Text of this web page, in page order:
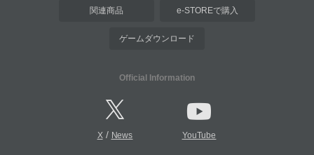
関連商品 e-STOREで購入
ゲームダウンロード
Official Information
X/ News YouTube